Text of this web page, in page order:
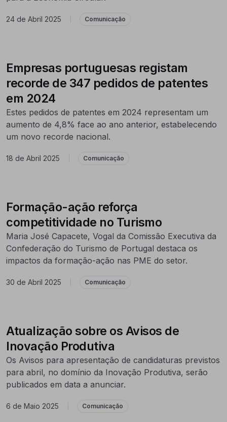
24 de Abril 2025 Comunicação
Empresas portuguesas registam
recorde de 347 pedidos de patentes
em 2024
Estes pedidos de patentes em 2024 representam um
aumento de 4,8% face ao ano anterior, estabelecendo
um novo recorde nacional. ​
18 de Abril 2025 Comunicação
Formação-ação reforça
competitividade no Turismo
Maria José Capacete, Vogal da Comissão Executiva da
Confederação do Turismo de Portugal destaca os
impactos da formação-ação nas PME do setor.
30 de Abril 2025 Comunicação
Atualização sobre os Avisos de
Inovação Produtiva
Os Avisos para apresentação de candidaturas previstos
para abril, no domínio da Inovação Produtiva, serão
publicados em data a anunciar.
6 de Maio 2025 Comunicação